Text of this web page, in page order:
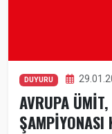
DUYURU
AVRUPA
ŞAMPİYONASI